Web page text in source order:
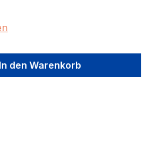
gewünschten Wert
In den Warenkorb